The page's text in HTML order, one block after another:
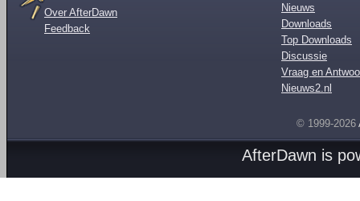
Over AfterDawn
Feedback
Nieuws
Downloads
Top Downloads
Discussie
Vraag en
Nieuws2.nl
© 1999-2026
AfterDawn is